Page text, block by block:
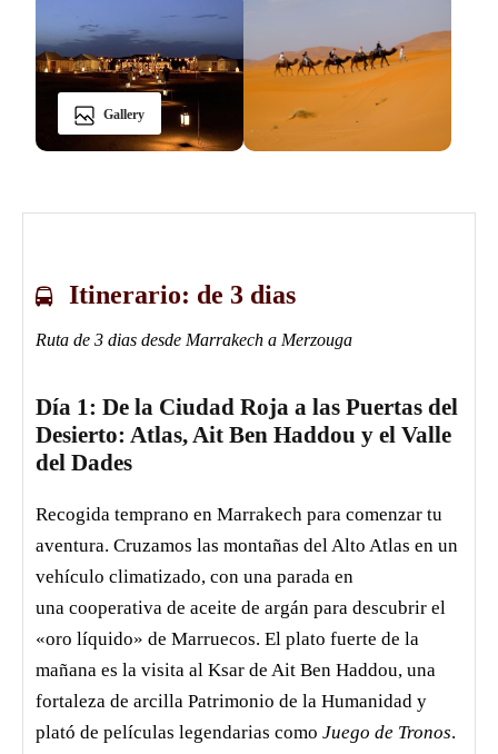
Desierto de Merzouga
Circuito Express del Desierto a la
Ciudad: 3 Días de Errachidia a
Marrakech
Circuito Esencial de 3 Días: Errachidia al
Circuito de 4 Días desde Agadir:
Circuito de 4 Días desde Agadir al
Desierto de Merzouga
Excursiones
Excursión a Ourika desde Marrakech
Excursión de un día de Marrakech a Essaouira
Excursión a Cascadas de Ouzoud desde
Marrakech
Gallery
Itinerario: de 3 dias
Ruta de 3 dias desde Marrakech a Merzouga
Día 1: De la Ciudad Roja a las Puertas del
Desierto: Atlas, Ait Ben Haddou y el Valle
del Dades
Recogida temprano en Marrakech para comenzar tu
aventura. Cruzamos las montañas del Alto Atlas en un
vehículo climatizado, con una parada en
una cooperativa de aceite de argán para descubrir el
«oro líquido» de Marruecos. El plato fuerte de la
mañana es la visita al Ksar de Ait Ben Haddou, una
fortaleza de arcilla Patrimonio de la Humanidad y
plató de películas legendarias como Juego de Tronos.